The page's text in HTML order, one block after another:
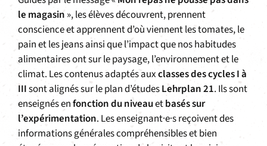
le magasin », les élèves découvrent, prennent
conscience et apprennent d’où viennent les tomates, le
pain et les jeans ainsi que l’impact que nos habitudes
alimentaires ont sur le paysage, l’environnement et le
climat. Les contenus adaptés auxclasses des cycles I à
IIIsont alignés sur le plan d’étudesLehrplan 21. Ils sont
enseignés enfonction du niveauetbasés sur
l’expérimentation. Les enseignant·e·s reçoivent des
informations générales compréhensibles et bien